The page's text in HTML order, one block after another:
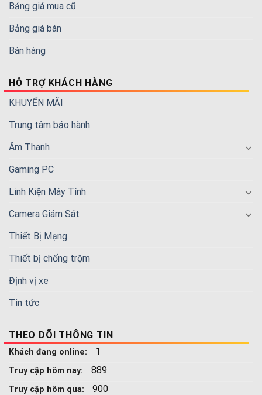
Bảng giá mua cũ
Bảng giá bán
Bán hàng
HỖ TRỢ KHÁCH HÀNG
KHUYẾN MÃI
Trung tâm bảo hành
Âm Thanh
Gaming PC
Linh Kiện Máy Tính
Camera Giám Sát
Thiết Bị Mạng
Thiết bị chống trộm
Định vị xe
Tin tức
THEO DÕI THÔNG TIN
Khách đang online: 1
Truy cập hôm nay: 889
Truy cập hôm qua: 900